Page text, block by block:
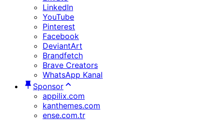
LinkedIn
YouTube
Pinterest
Facebook
DeviantArt
Brandfetch
Brave Creators
WhatsApp Kanal
Sponsor
appilix.com
kanthemes.com
ense.com.tr